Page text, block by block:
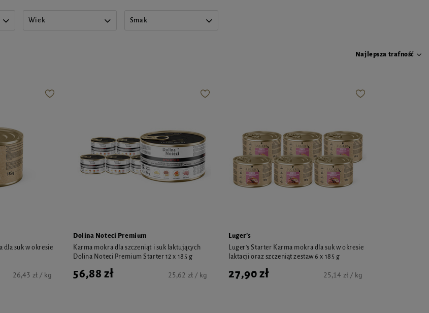
Wiek Smak
Najlepsza trafność
dla suk w okresie
26,43 zł / kg
Dolina Noteci Premium
Karma mokra dla szczeniąt i suk laktujących
Dolina Noteci Premium Starter 12 x 185 g
56,88 zł 25,62 zł / kg
Luger's
Luger's Starter Karma mokra dla suk w okresie
laktacji oraz szczeniąt zestaw 6 x 185 g
27,90 zł 25,14 zł / kg